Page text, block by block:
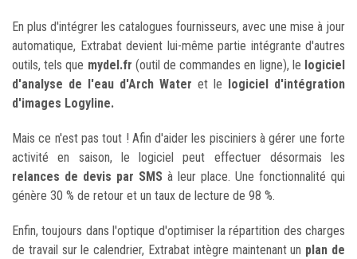
En plus d'intégrer les catalogues fournisseurs, avec une mise à jour
automatique, Extrabat devient lui-même partie intégrante d'autres
outils, tels que mydel.fr (outil de commandes en ligne), le logiciel
d'analyse de l'eau d'Arch Water et le logiciel d'intégration
d'images Logyline.
Mais ce n'est pas tout ! Afin d'aider les pisciniers à gérer une forte
activité en saison, le logiciel peut effectuer désormais les
relances de devis par SMS à leur place. Une fonctionnalité qui
génère 30 % de retour et un taux de lecture de 98 %.
Enfin, toujours dans l'optique d'optimiser la répartition des charges
de travail sur le calendrier, Extrabat intègre maintenant un plan de